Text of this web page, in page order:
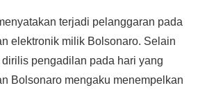
terjadi pelanggaran pada
elektronik milik Bolsonaro. Selain
pengadilan pada hari yang
Bolsonaro mengaku menempelkan